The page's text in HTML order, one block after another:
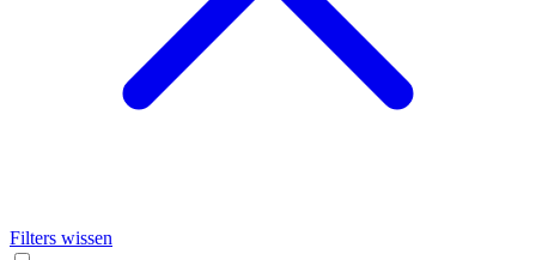
Filters wissen